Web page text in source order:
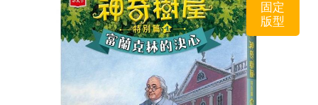
固定
版型